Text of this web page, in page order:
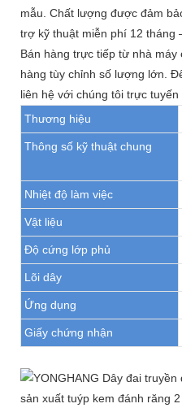
mẫu. Chất lượng được đảm
trợ kỹ thuật miễn phí 12 tháng
Bán hàng trực tiếp từ nhà
hàng tùy chỉnh số lượng lớn.
liên hệ với chúng tôi trực tuyến
Thương hiệu
Thông số kỹ thuật chung
Nhiệt độ làm việc
Vật liệu
Độ cứng lớp phủ
Lõi dây
Ứng dụng
Giấy chứng nhận